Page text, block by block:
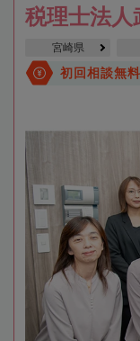
税理士法人
宮崎県
初回相談無料